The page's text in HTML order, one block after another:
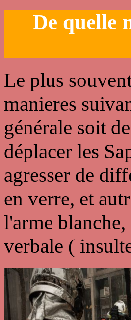
De quelle
Le plus
manieres
générale soit
déplacer les
agresser de
en verre, et
l'arme
verbale (